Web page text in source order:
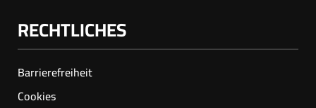
RECHTLICHES
Barrierefreiheit
Cookies